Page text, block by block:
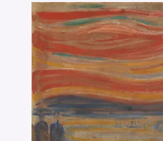
e
c
h
e
r
c
h
Escape